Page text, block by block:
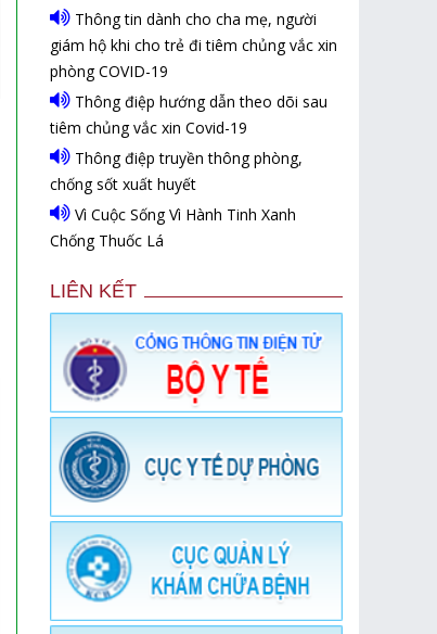
Thông tin dành cho cha mẹ, người
giám hộ khi cho trẻ đi tiêm chủng vắc xin
phòng COVID-19
Thông điệp hướng dẫn theo dõi sau
tiêm chủng vắc xin Covid-19
Thông điệp truyền thông phòng,
chống sốt xuất huyết
Vì Cuộc Sống Vì Hành Tinh Xanh
Chống Thuốc Lá
LIÊN KẾT